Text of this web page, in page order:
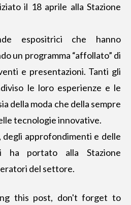
il 18 aprile alla Stazione
espositrici che hanno
un programma “affollato” di
e presentazioni. Tanti gli
le loro esperienze e le
della moda che della sempre
tecnologie innovative.
degli approfondimenti e delle
ha portato alla Stazione
del settore.
this post, don't forget to